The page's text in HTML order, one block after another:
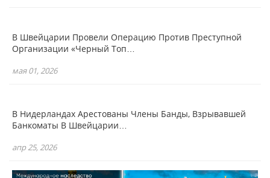
В Швейцарии Провели Операцию Против Преступной
Организации «Черный Топ…
мая 01, 2026
В Нидерландах Арестованы Члены Банды, Взрывавшей
Банкоматы В Швейцарии…
апр 25, 2026